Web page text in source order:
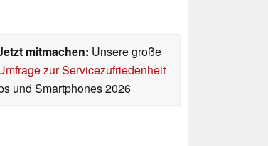
mitmachen: Unsere große
zur Servicezufriedenheit
und Smartphones 2026